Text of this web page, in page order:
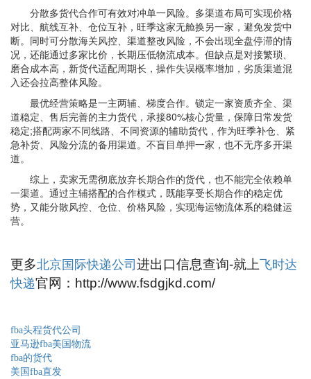
分散多货代合作可有效对冲单一风险。多渠道布局可实现价格
对比、航线互补、仓位互补，旺季这家无舱换另一家，避免发货中
断。同时可分散海关风控、渠道整改风险，不会出现全盘停滞的情
况，还能通过多家比价，长期压低物流成本。但缺点是对接繁琐、
磨合成本高，新货代适配周期长，操作失误概率增加，劣质渠道混
入还会拉高整体风险。
最优经营策略是一主两辅、梯度合作。锁定一家资质齐全、渠
道稳定、售后完善的主力货代，承接80%核心货量，保障日常发货
稳定;搭配两家不同线路、不同资源的辅助货代，作为旺季补仓、紧
急补货、风险分流的备用渠道。不盲目单押一家，也不无序多开渠
道。
综上，卖家无需彻底放弃长期合作的货代，也不能完全依赖单
一渠道。通过主辅搭配的合作模式，既能享受长期合作的稳定优
势，又能分散风控、仓位、价格风险，实现海运物流体系的稳健运
营。
更多北京国际快递公司 进出口信息查询-就上 飞时达
快递官网：http://www.fsdgjkd.com/
fba头程货代公司
亚马逊fba美国物流
fba的货代
美国fba直发